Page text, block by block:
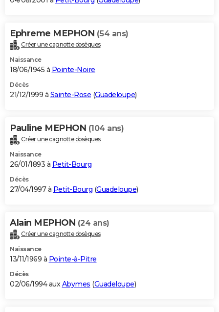
Ephreme MEPHON (54 ans)
Créer une cagnotte obsèques
Naissance
18/06/1945 à Pointe-Noire
Décès
21/12/1999 à Sainte-Rose (Guadeloupe)
Pauline MEPHON (104 ans)
Créer une cagnotte obsèques
Naissance
26/01/1893 à Petit-Bourg
Décès
27/04/1997 à Petit-Bourg (Guadeloupe)
Alain MEPHON (24 ans)
Créer une cagnotte obsèques
Naissance
13/11/1969 à Pointe-à-Pitre
Décès
02/06/1994 auxAbymes (Guadeloupe)